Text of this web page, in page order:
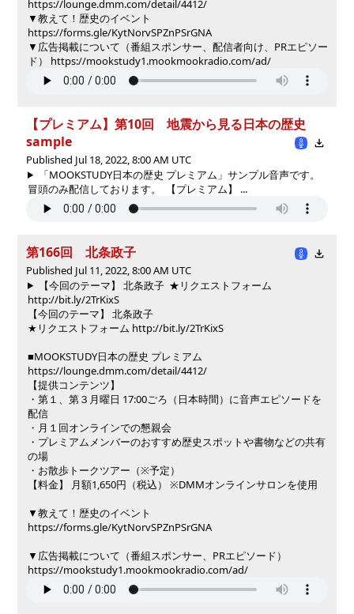
https://lounge.dmm.com/detail/4412/
▼教えて！歴史のイベント
https://forms.gle/KytNorvSPZnPSrGNA
▼広告掲載について（番組スポンサー、配信者向け、PRエピソー
ド） https://mookstudy1.mookmookradio.com/ad/
【プレミアム】第10回 地震から見る日本の歴史
sample
Published Jul 18, 2022, 8:00 AM UTC
「MOOKSTUDY日本の歴史 プレミアム」サンプル音声です。
冒頭のみ配信しております。 【プレミアム】 ...
第166回 北条政子
Published Jul 11, 2022, 8:00 AM UTC
【今回のテーマ】 北条政子 ★リクエストフォーム
http://bit.ly/2TrKixS
【今回のテーマ】 北条政子
★リクエストフォーム http://bit.ly/2TrKixS
■MOOKSTUDY日本の歴史 プレミアム
https://lounge.dmm.com/detail/4412/
【提供コンテンツ】
・第１、第３月曜日 17:00ごろ（日本時間）に音声エピソードを
配信
・月１回オンラインでの懇親会
・プレミアムメンバーのおすすめ歴史スポットや書物などの共有
の場
・お散歩トークツアー（※予定）
【料金】 月額1,650円（税込） ※DMMオンラインサロンを使用
▼教えて！歴史のイベント
https://forms.gle/KytNorvSPZnPSrGNA
▼広告掲載について（番組スポンサー、PRエピソード）
https://mookstudy1.mookmookradio.com/ad/